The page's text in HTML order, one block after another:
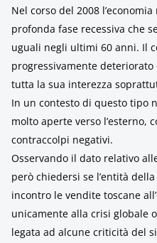
Nel corso del 2008
profonda fase recessiva che
uguali negli ultimi 60 anni. Il
progressivamente
tutta la sua interezza
In un contesto di questo tipo
molto aperte verso l’esterno,
contraccolpi negativi.
Osservando il dato relativo
però chiedersi se l’entità
incontro le vendite toscane
unicamente alla crisi globale
legata ad alcune criticità del